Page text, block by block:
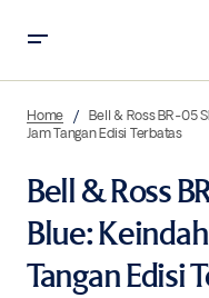
Tangan Edisi Terbatas
Home
Bell & Ross BR-05
Jam Tangan Edisi Terbatas
Bell & Ross
Blue:
Tangan Edisi